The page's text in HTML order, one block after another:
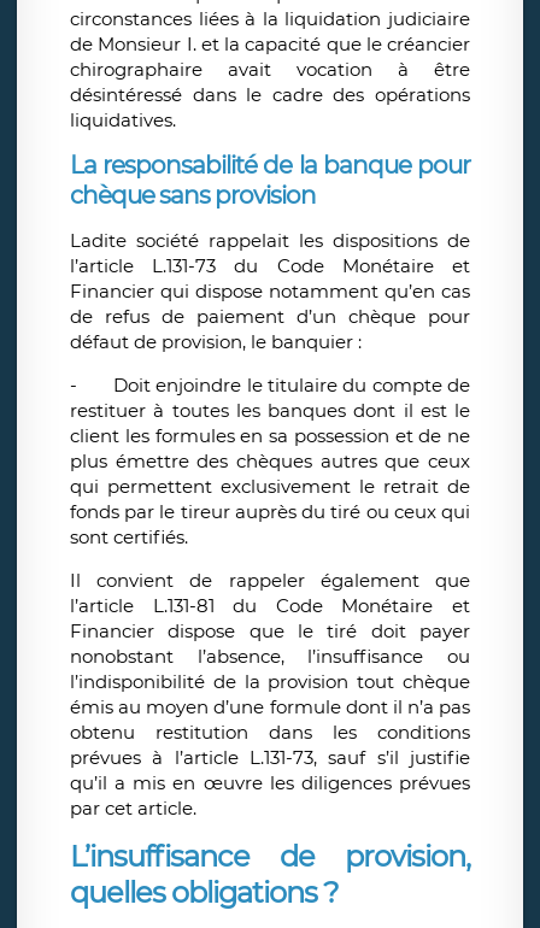
circonstances liées à la liquidation judiciaire
de Monsieur I. et la capacité que le créancier
chirographaire avait vocation à être
désintéressé dans le cadre des opérations
liquidatives.
La responsabilité de la banque pour
chèque sans provision
Ladite société rappelait les dispositions de
l’article L.131-73 du Code Monétaire et
Financier qui dispose notamment qu’en cas
de refus de paiement d’un chèque pour
défaut de provision, le banquier :
- Doit enjoindre le titulaire du compte de
restituer à toutes les banques dont il est le
client les formules en sa possession et de ne
plus émettre des chèques autres que ceux
qui permettent exclusivement le retrait de
fonds par le tireur auprès du tiré ou ceux qui
sont certifiés.
Il convient de rappeler également que
l’article L.131-81 du Code Monétaire et
Financier dispose que le tiré doit payer
nonobstant l’absence, l’insuffisance ou
l’indisponibilité de la provision tout chèque
émis au moyen d’une formule dont il n’a pas
obtenu restitution dans les conditions
prévues à l’article L.131-73, sauf s’il justifie
qu’il a mis en œuvre les diligences prévues
par cet article.
L’insuffisance de provision,
quelles obligations ?